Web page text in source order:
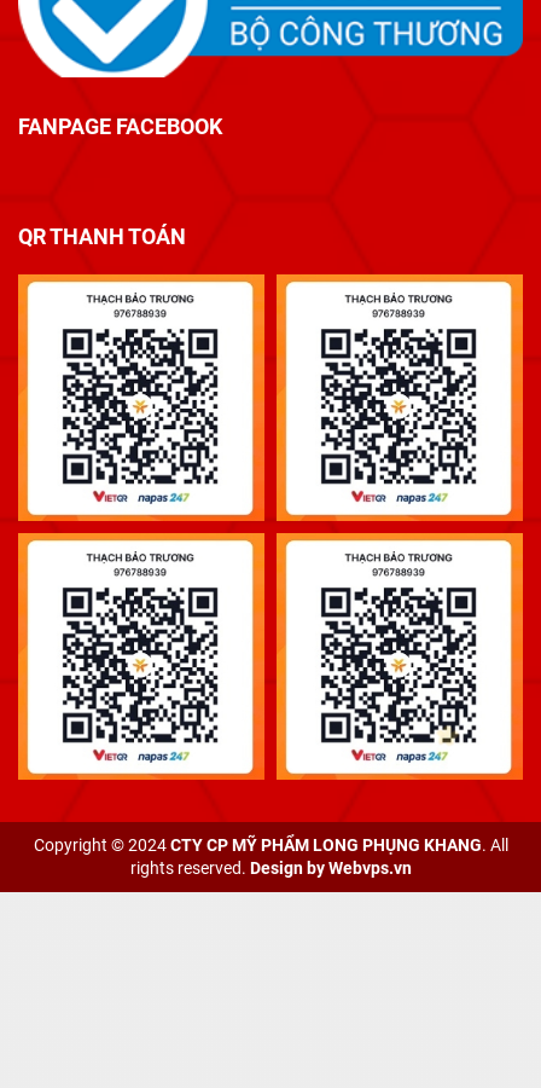
FANPAGE FACEBOOK
QR THANH TOÁN
Copyright © 2024CTY CP MỸ PHẨM LONG PHỤNG KHANG. All
rights reserved. Design byWebvps.vn